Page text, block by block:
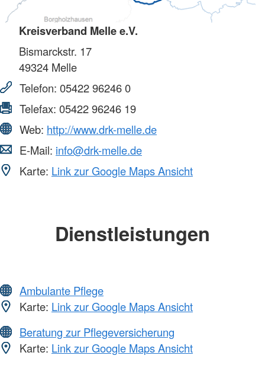
Kreisverband Melle e.V.
Bismarckstr. 17
49324 Melle
Telefon: 05422 96246 0
Telefax: 05422 96246 19
Web: http://www.drk-melle.de
E-Mail: info@drk-melle.de
Karte: Link zur Google Maps Ansicht
Dienstleistungen
Ambulante Pflege
Karte: Link zur Google Maps Ansicht
Beratung zur Pflegeversicherung
Karte: Link zur Google Maps Ansicht